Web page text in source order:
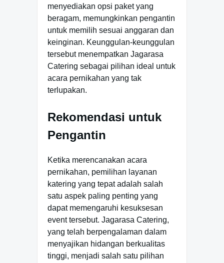
menyediakan opsi paket yang
beragam, memungkinkan pengantin
untuk memilih sesuai anggaran dan
keinginan. Keunggulan-keunggulan
tersebut menempatkan Jagarasa
Catering sebagai pilihan ideal untuk
acara pernikahan yang tak
terlupakan.
Rekomendasi untuk
Pengantin
Ketika merencanakan acara
pernikahan, pemilihan layanan
katering yang tepat adalah salah
satu aspek paling penting yang
dapat memengaruhi kesuksesan
event tersebut. Jagarasa Catering,
yang telah berpengalaman dalam
menyajikan hidangan berkualitas
tinggi, menjadi salah satu pilihan